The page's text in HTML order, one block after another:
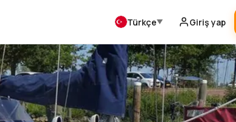
Türkçe Giriş yap